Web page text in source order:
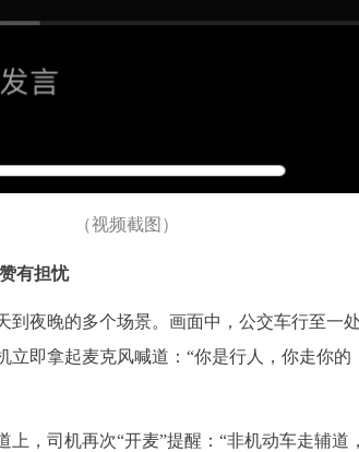
（视频截图）
有担忧
到夜晚的多个场景。画面中，公交车行至一
立即拿起麦克风喊道：“你是行人，你走你
，司机再次“开麦”提醒：“非机动车走辅道